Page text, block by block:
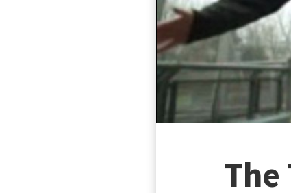
The